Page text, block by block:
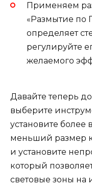
Применяем
«Размытие по
определяет
регулируйте
желаемого
Давайте теперь
выберите
установите более
меньший размер
и установите
который
световые зоны на